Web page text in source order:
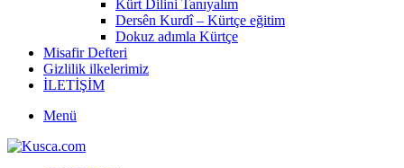
Kürt Dilini Tanıyalım
Dersên Kurdî – Kürtçe eğitim
Dokuz adımla Kürtçe
Misafir Defteri
Gizlilik ilkelerimiz
İLETİŞİM
Menü